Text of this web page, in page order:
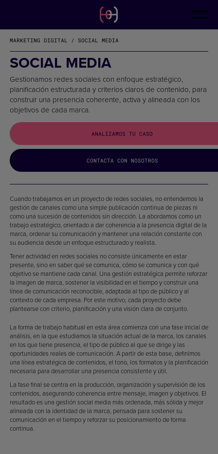
FR
DE
IT
PT
CONTACTO
MARKETING DIGITAL / SOCIAL MEDIA
SOCIAL MEDIA
Gestionamos redes sociales con enfoque estratégico,
planificación estructurada y criterios claros de contenido, para
construir una presencia coherente, activa y alineada con los
objetivos de cada marca.
ANALIZAMOS TU CASO
CONTACTA CON NOSOTROS
Cuando trabajamos en un proyecto de redes sociales, no entendemos la
gestión de canales como una simple publicación continua de piezas ni
como una sucesión de contenidos sin dirección. La abordamos como un
trabajo estratégico, orientado a dar coherencia a la presencia digital de la
marca, ordenar su comunicación y mantener una relación constante con
su audiencia desde un enfoque estructurado y realista.
Tener actividad en redes sociales no consiste únicamente en estar
presente, sino en saber qué se comunica, cómo se comunica y con qué
objetivo se mantiene cada canal. Una gestión estratégica permite reforzar
la imagen de marca, sostener la visibilidad en el tiempo y construir una
línea de comunicación reconocible, adaptada al tipo de público y al
contexto de cada empresa. Por este motivo, cada proyecto debe
plantearse con criterio, planificación y una visión clara de conjunto.
La forma de trabajo habitual en esta área comienza con una fase inicial de
análisis, en la que estudiamos la situación actual de la marca, los canales
en los que tiene presencia, el tipo de público al que se dirige y las
oportunidades reales de comunicación. A partir de esta base, definimos
una línea estratégica de contenidos, el tono, los formatos y la planificación
necesaria para desarrollar una presencia consistente y útil.
La fase final se centra en la producción, organización y supervisión de los
contenidos, asegurando coherencia entre mensaje, imagen y objetivos. El
resultado es una gestión social media más ordenada, más sólida y mejor
alineada con la identidad de la marca, pensada para sostener su
comunicación en el tiempo y reforzar su posicionamiento de forma
continua.